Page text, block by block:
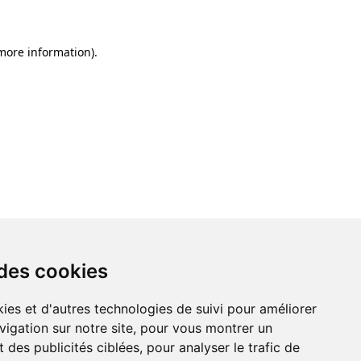
cookies
et d'autres technologies de suivi pour améliorer
sur notre site, pour vous montrer un
des publicités ciblées, pour analyser le trafic de
information).